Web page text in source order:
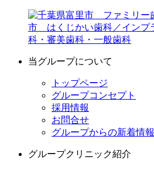
当グループについて
トップページ
グループコンセプト
採用情報
お問合せ
グループからの新着情報
グループクリニック紹介